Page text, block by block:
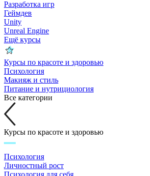
Разработка игр
Геймдев
Unity
Unreal Engine
Ещё курсы
Курсы по красоте и здоровью
Психология
Макияж и стиль
Питание и нутрициология
Все категории
Курсы по красоте и здоровью
Психология
Личностный рост